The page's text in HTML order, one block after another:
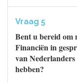
Vraag 5
Bent u bereid om
Financiën in
van
hebben?